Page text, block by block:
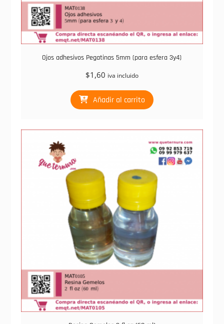
Ojos adhesivos Pegatinas 5mm (para esfera 3y4)
$1,60 iva incluido
Añadir al carrito